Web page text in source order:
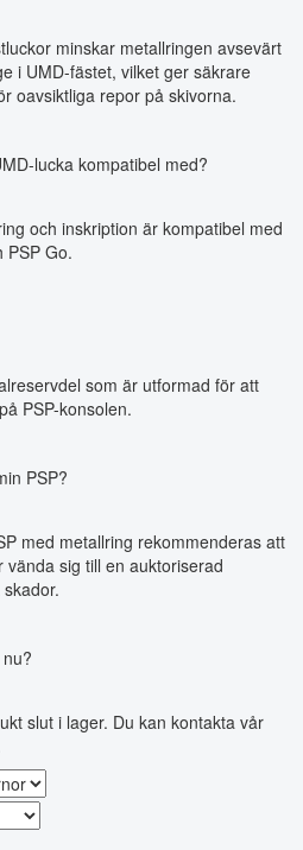
minskar metallringen avsevärt
i UMD-fästet, vilket ger säkrare
oavsiktliga repor på skivorna.
lucka kompatibel med?
och inskription är kompatibel med
PSP Go.
som är utformad för att
PSP-konsolen.
PSP?
med metallring rekommenderas att
sig till en auktoriserad
slut i lager. Du kan kontakta vår